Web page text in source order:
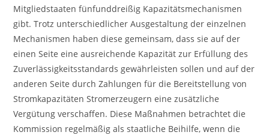
Mitgliedstaaten fünfunddreißig Kapazitätsmechanismen
gibt. Trotz unterschiedlicher Ausgestaltung der einzelnen
Mechanismen haben diese gemeinsam, dass sie auf der
einen Seite eine ausreichende Kapazität zur Erfüllung des
Zuverlässigkeitsstandards gewährleisten sollen und auf der
anderen Seite durch Zahlungen für die Bereitstellung von
Stromkapazitäten Stromerzeugern eine zusätzliche
Vergütung verschaffen. Diese Maßnahmen betrachtet die
Kommission regelmäßig als staatliche Beihilfe, wenn die